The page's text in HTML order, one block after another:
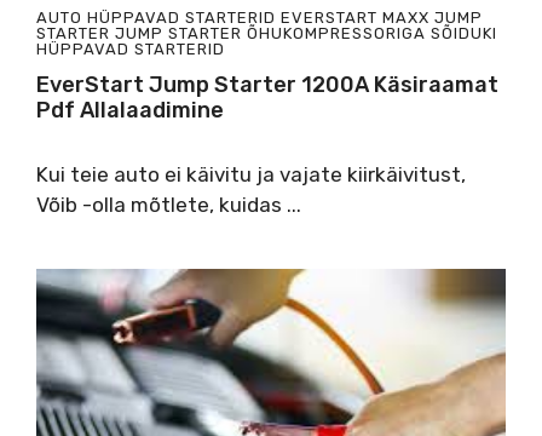
AUTO HÜPPAVAD STARTERID EVERSTART MAXX JUMP
STARTER JUMP STARTER ÕHUKOMPRESSORIGA SÕIDUKI
HÜPPAVAD STARTERID
EverStart Jump Starter 1200A Käsiraamat
Pdf Allalaadimine
Kui teie auto ei käivitu ja vajate kiirkäivitust,
Võib -olla mõtlete, kuidas ...